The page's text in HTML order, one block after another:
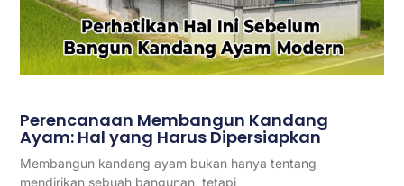
Perencanaan Membangun Kandang
Ayam: Hal yang Harus Dipersiapkan
Membangun kandang ayam bukan hanya tentang
mendirikan sebuah bangunan, tetapi